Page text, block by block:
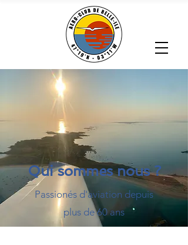
Qui sommes nous ?
Passionés d'aviation depuis
plus de 60 ans